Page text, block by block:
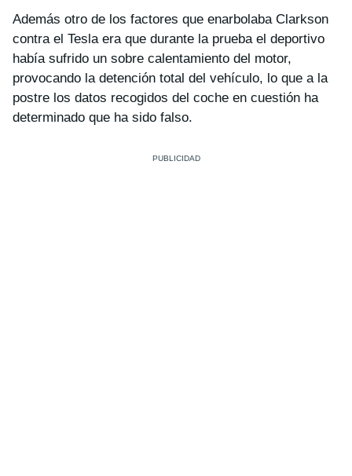
Además otro de los factores que enarbolaba Clarkson
contra el Tesla era que durante la prueba el deportivo
había sufrido un sobre calentamiento del motor,
provocando la detención total del vehículo, lo que a la
postre los datos recogidos del coche en cuestión ha
determinado que ha sido falso.